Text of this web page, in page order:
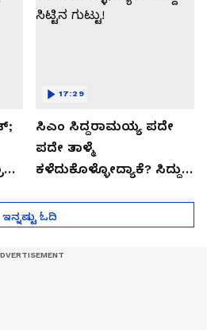
ಸಿಎಂ ಸಿದ್ದರಾಮಯ್ಯ ಪದೇ
ಪದೇ ತಾಳ್ಮೆ
ಕಳೆದುಕೊಳ್ಳೋದ್ಯಾಕೆ? ಸಿದ್ದು
17:29
ಇನ್ನಷ್ಟು ಓದಿ